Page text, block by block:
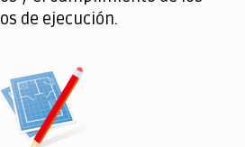
de ejecución.